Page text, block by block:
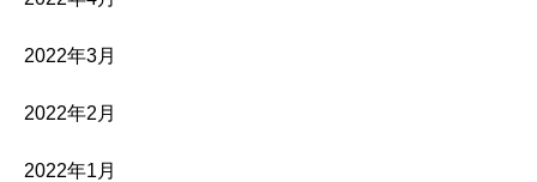
2022年3月
2022年2月
2022年1月